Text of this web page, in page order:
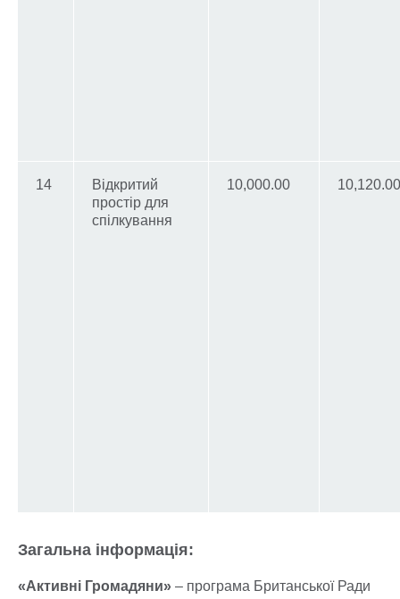
14
Відкритий
простір для
спілкування
10,000.00 10,120.00
Загальна інформація:
«Активні Громадяни» – програма Британської Ради